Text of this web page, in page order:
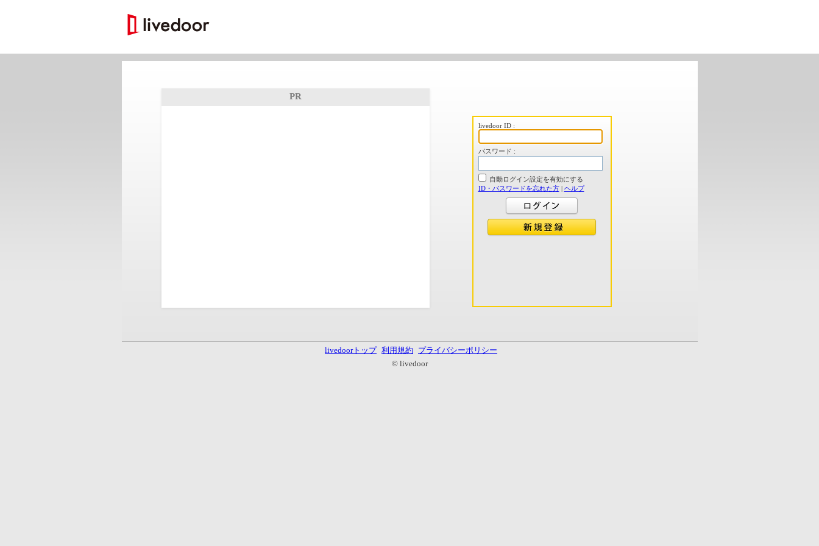
PR
livedoor ID :
パスワード :
自動ログイン設定を有効にする
ID・パスワードを忘れた方| ヘルプ
livedoorトップ 利用規約
プライバシーポリシー
© livedoor